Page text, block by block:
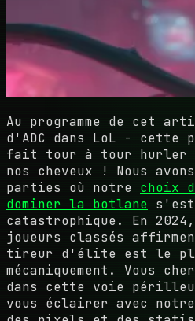
Au programme de cet
d'ADC dans LoL - cette
fait tour à tour hurler
nos cheveux ! Nous
parties où notre choix
dominer la botlane
catastrophique. En
joueurs classés
tireur d'élite est le
mécaniquement. Vous
dans cette voie
vous éclairer avec